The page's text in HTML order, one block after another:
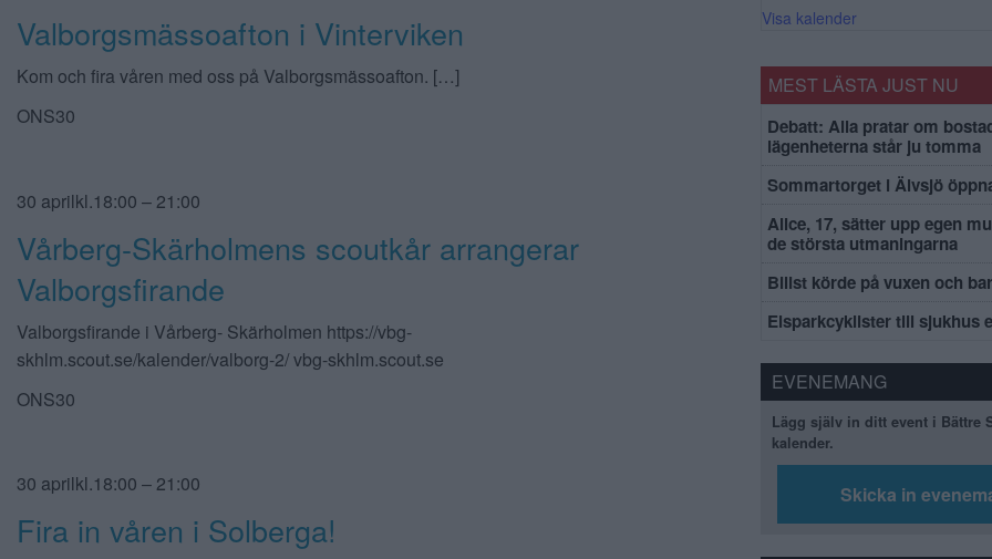
Valborgsmässoafton i Vinterviken
Kom och fira våren med oss på Valborgsmässoafton. […]
ONS30
30 aprilkl.18:00 – 21:00
Vårberg-Skärholmens scoutkår arrangerar
Valborgsfirande
Valborgsfirande i Vårberg- Skärholmen https://vbg-
skhlm.scout.se/kalender/valborg-2/ vbg-skhlm.scout.se
ONS30
30 aprilkl.18:00 – 21:00
Fira in våren i Solberga!
Visa kalender
MEST LÄSTA JUST NU
Debatt: Alla pratar om
lägenheterna står ju tomma
Sommartorget i Älvsjö
Alice, 17, sätter upp egen
de största utmaningarna
Bilist körde på vuxen och
Elsparkcyklister till sjukhus
EVENEMANG
Lägg själv in ditt event i Bättre
kalender.
Skicka in